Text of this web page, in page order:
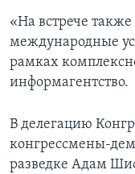
«На встрече
международные
рамках
информагентство.
В делегацию
конгрессмены-
разведке Адам